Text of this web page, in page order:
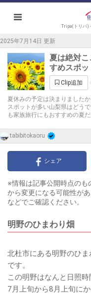
Tripa(トリパ)
2025年7月14日 更新
夏は絶対
すめスポッ
Clip追加
夏休みの予定は決まりました
スポットが多い山梨県はどう
も家族旅行にもおすすめの夏
tabibitokaoru
シェア
※情報は記事公開時点のも
から変更になる可能性が
などでご確認ください。
明野のひまわり畑
北杜市にある明野のひ
です。
この明野はなんと日照時
7月上旬から8月上旬に